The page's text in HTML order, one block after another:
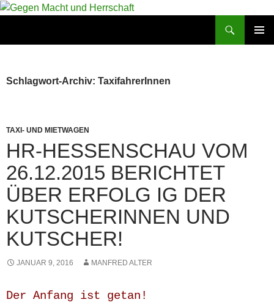
Zum
Schlagwort-Archiv: TaxifahrerInnen
TAXI- UND MIETWAGEN
HR-HESSENSCHAU VOM
26.12.2015 BERICHTET
ÜBER ERFOLG IG DER
KUTSCHERINNEN UND
KUTSCHER!
JANUAR 9, 2016 MANFRED ALTER
Der Anfang ist getan!